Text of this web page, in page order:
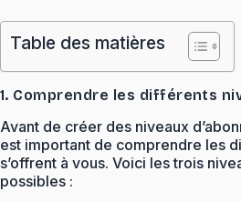
Table des matières
1. Comprendre les différents
Avant de créer des niveaux
est important de comprendre les
s’offrent à vous. Voici les trois
possibles :